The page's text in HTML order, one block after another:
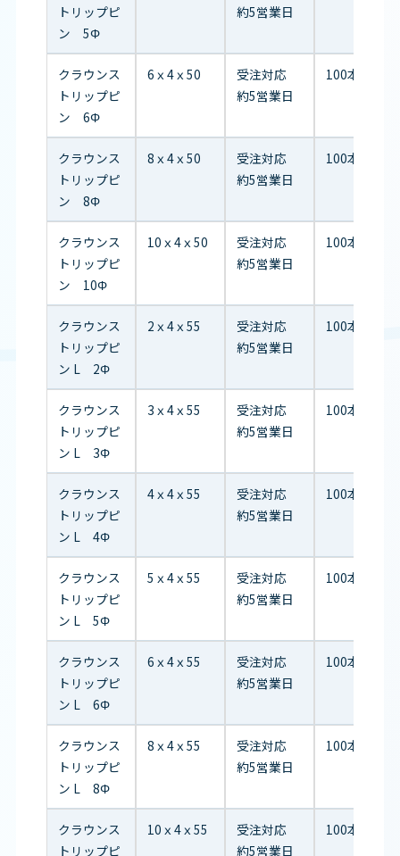
トリップピ
ン 5Φ
約5営業日
クラウンス
トリップピ
ン 6Φ
6ｘ4ｘ50
受注対応
約5営業日
100本/袋
クラウンス
トリップピ
ン 8Φ
8ｘ4ｘ50
受注対応
約5営業日
100本/袋
クラウンス
トリップピ
ン 10Φ
10ｘ4ｘ50
受注対応
約5営業日
100本/袋
クラウンス
トリップピ
ン L 2Φ
2ｘ4ｘ55
受注対応
約5営業日
100本/袋
クラウンス
トリップピ
ン L 3Φ
3ｘ4ｘ55
受注対応
約5営業日
100本/袋
クラウンス
トリップピ
ン L 4Φ
4ｘ4ｘ55
受注対応
約5営業日
100本/袋
クラウンス
トリップピ
ン L 5Φ
5ｘ4ｘ55
受注対応
約5営業日
100本/袋
クラウンス
トリップピ
ン L 6Φ
6ｘ4ｘ55
受注対応
約5営業日
100本/袋
クラウンス
トリップピ
ン L 8Φ
8ｘ4ｘ55
受注対応
約5営業日
100本/袋
クラウンス
トリップピ
10ｘ4ｘ55
受注対応
約5営業日
100本/袋